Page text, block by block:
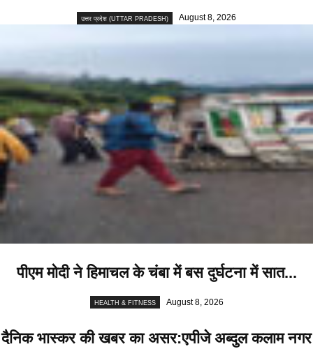
उत्तर प्रदेश (UTTAR PRADESH) August 8, 2026
पीएम मोदी ने हिमाचल के चंबा में बस दुर्घटना में सात...
HEALTH & FITNESS August 8, 2026
दैनिक भास्कर की खबर का असर:एपीजे अब्दुल कलाम नगर